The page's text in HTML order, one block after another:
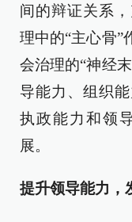
间的辩证关系
理中的“主心骨”
会治理的“神经
导能力、组织
执政能力和领
展。
提升领导能力，